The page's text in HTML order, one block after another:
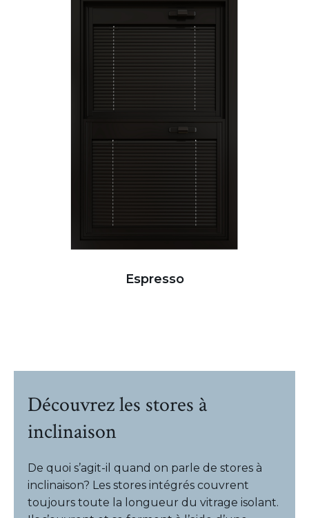
Espresso
Découvrez les stores à
inclinaison
De quoi s’agit-il quand on parle de stores à
inclinaison? Les stores intégrés couvrent
toujours toute la longueur du vitrage isolant.